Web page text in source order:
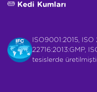
Kedi Kumları
ISO9001:2015,
22716:2013:GMP,
tesislerde